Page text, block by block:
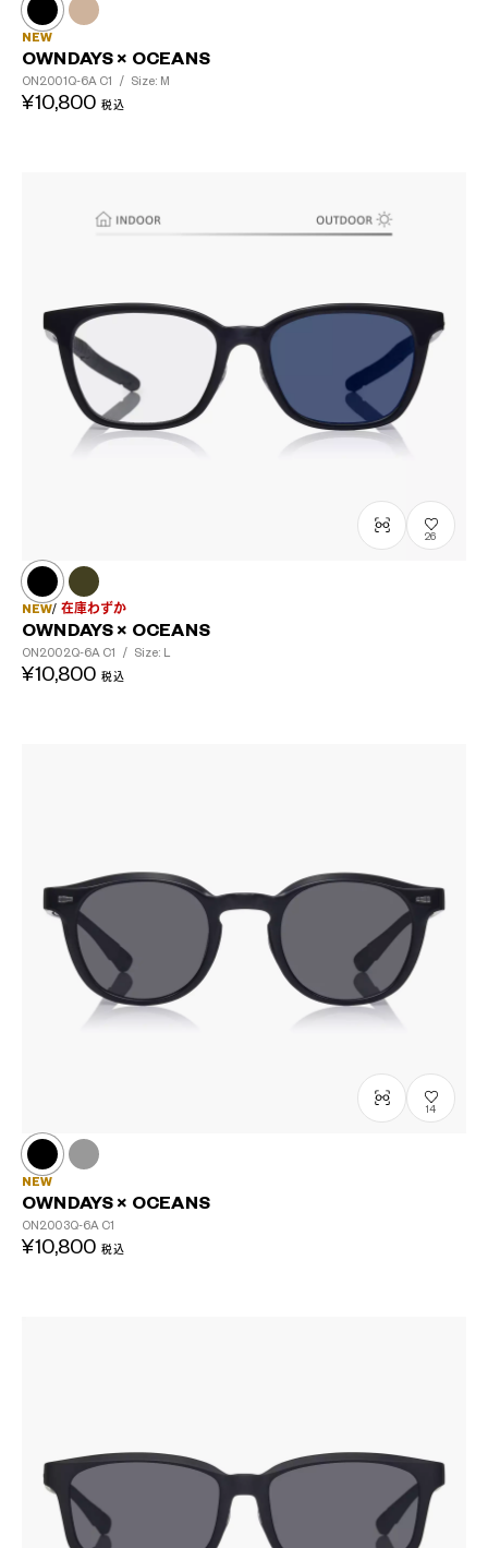
NEW
OWNDAYS × OCEANS
ON2001Q-6A C1 / Size: M
¥10,800 税込
26
NEW 在庫わずか
OWNDAYS × OCEANS
ON2002Q-6A C1 / Size: L
¥10,800 税込
14
NEW
OWNDAYS × OCEANS
ON2003Q-6A C1
¥10,800 税込